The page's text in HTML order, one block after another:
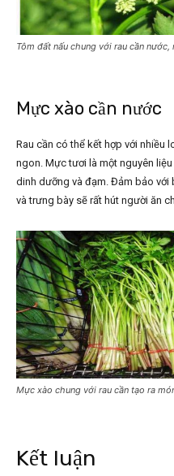
Tôm đất nấu chung với rau cần
Mực xào cần nước
Rau cần có thể kết hợp với nhiều
ngon. Mực tươi là một nguyên
dinh dưỡng và đạm. Đảm bảo với
và trưng bày sẽ rất hút người ăn
Mực xào chung với rau cần tạo ra
Kết luận